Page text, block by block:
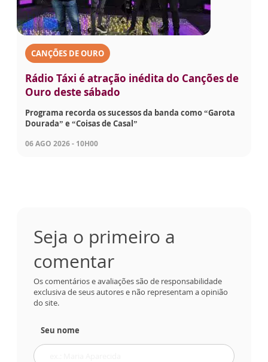
CANÇÕES DE OURO
Rádio Táxi é atração inédita do Canções de
Ouro deste sábado
Programa recorda os sucessos da banda como “Garota
Dourada” e “Coisas de Casal”
06 AGO 2026 - 10H00
Seja o primeiro a
comentar
Os comentários e avaliações são de responsabilidade
exclusiva de seus autores e não representam a opinião
do site.
Seu nome